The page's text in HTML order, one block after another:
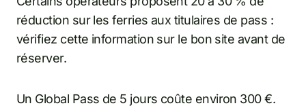
réduction sur les ferries aux titulaires de pass :
vérifiez cette information sur le bon site avant de
réserver.
Un Global Pass de 5 jours coûte environ 300 €.